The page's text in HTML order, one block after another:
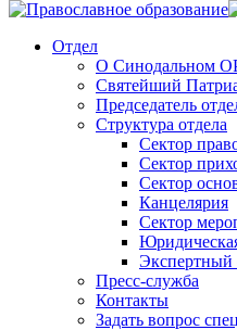
Отдел
О Синодальном
Святейший
Председатель
Структура отдела
Сектор
Сектор
Сектор
Канцелярия
Сектор
Экспертный
Пресс-служба
Контакты
Задать вопрос